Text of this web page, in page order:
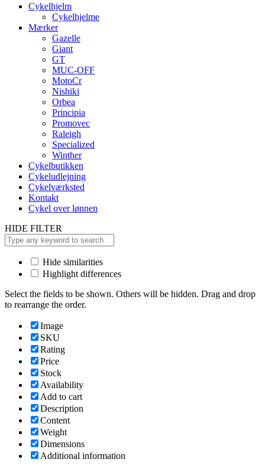
Cykelhjelm
Cykelhjelme
Mærker
Gazelle
Giant
GT
MUC-OFF
MotoCr
Nishiki
Orbea
Principia
Promovec
Raleigh
Specialized
Winther
Cykelbutikken
Cykeludlejning
Cykelværksted
Kontakt
Cykel over lønnen
HIDE FILTER
Hide similarities
Highlight differences
Select the fields to be shown. Others will be hidden. Drag and drop
to rearrange the order.
Image
SKU
Rating
Price
Stock
Availability
Add to cart
Description
Content
Weight
Dimensions
Additional information